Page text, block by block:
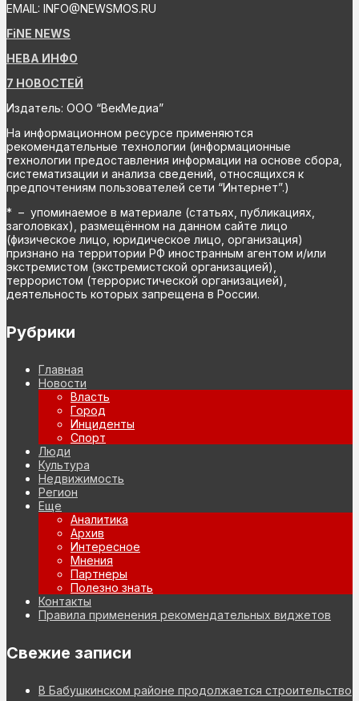
EMAIL: INFO@NEWSMOS.RU
FiNE NEWS
НЕВА ИНФО
7 НОВОСТЕЙ
Издатель: ООО “ВекМедиа”
На информационном ресурсе применяются
рекомендательные технологии (информационные
технологии предоставления информации на основе сбора,
систематизации и анализа сведений, относящихся к
предпочтениям пользователей сети “Интернет”.)
* – упоминаемое в материале (статьях, публикациях,
заголовках), размещённом на данном сайте лицо
(физическое лицо, юридическое лицо, организация)
признано на территории РФ иностранным агентом и/или
экстремистом (экстремистской организацией),
террористом (террористической организацией),
деятельность которых запрещена в России.
Рубрики
Главная
Новости
Власть
Город
Инциденты
Спорт
Люди
Культура
Недвижимость
Регион
Еще
Аналитика
Архив
Интересное
Мнения
Партнеры
Полезно знать
Контакты
Правила применения рекомендательных виджетов
Свежие записи
В Бабушкинском районе продолжается строительство